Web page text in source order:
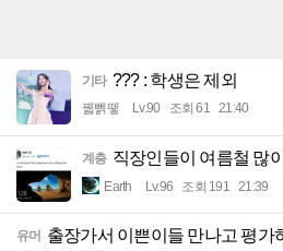
기타 ??? : 학생은 제외
꿻뻵뗗 Lv.90 조회 61 21:40
계층 직장인들이 여름철 많
Earth Lv.96 조회 191 21:39
유머 출장가서 이쁜이들 만나고 평가